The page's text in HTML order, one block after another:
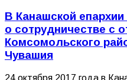
В Канашской
о сотрудничестве с
Комсомольского
Чувашия